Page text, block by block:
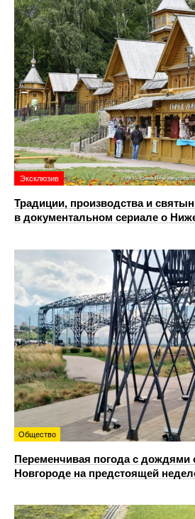
Эксклюзив
Традиции, производства и
в документальном сериале о
Общество
Переменчивая погода с дождями
Новгороде на предстоящей